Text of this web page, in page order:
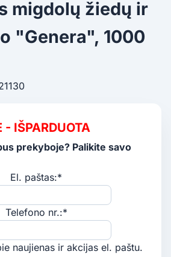
migdolų žiedų ir
"Genera", 1000
- IŠPARDUOTA
prekyboje? Palikite savo
El. paštas:*
Telefono nr.:*
naujienas ir akcijas el. paštu.